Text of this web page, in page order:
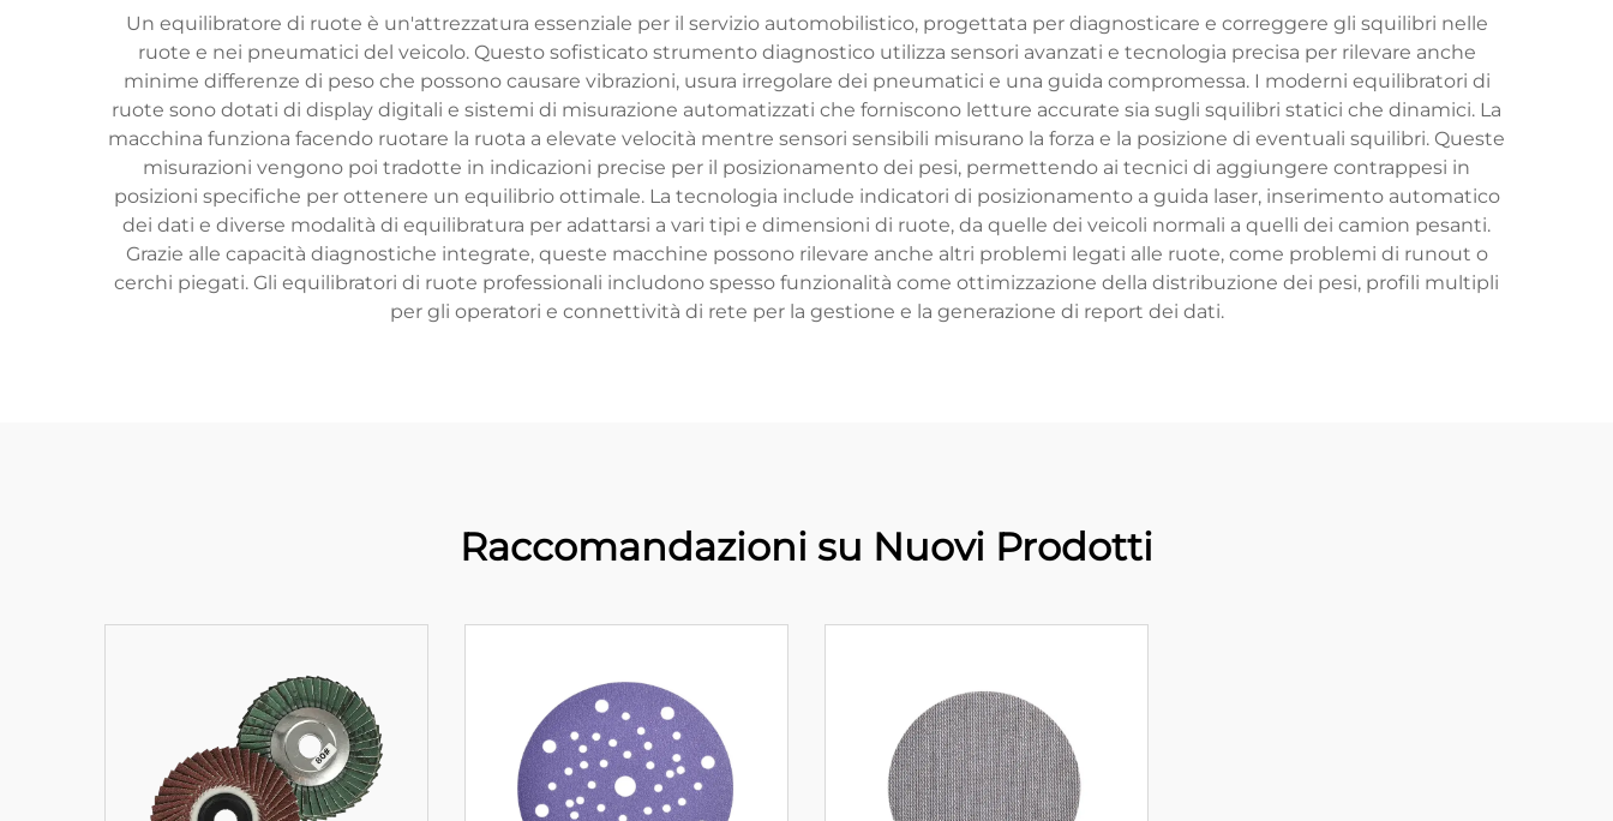
Un equilibratore di ruote è un'attrezzatura essenziale per il servizio automobilistico, progettata per diagnosticare e correggere gli squilibri nelle
ruote e nei pneumatici del veicolo. Questo sofisticato strumento diagnostico utilizza sensori avanzati e tecnologia precisa per rilevare anche
minime differenze di peso che possono causare vibrazioni, usura irregolare dei pneumatici e una guida compromessa. I moderni equilibratori di
ruote sono dotati di display digitali e sistemi di misurazione automatizzati che forniscono letture accurate sia sugli squilibri statici che dinamici. La
macchina funziona facendo ruotare la ruota a elevate velocità mentre sensori sensibili misurano la forza e la posizione di eventuali squilibri. Queste
misurazioni vengono poi tradotte in indicazioni precise per il posizionamento dei pesi, permettendo ai tecnici di aggiungere contrappesi in
posizioni specifiche per ottenere un equilibrio ottimale. La tecnologia include indicatori di posizionamento a guida laser, inserimento automatico
dei dati e diverse modalità di equilibratura per adattarsi a vari tipi e dimensioni di ruote, da quelle dei veicoli normali a quelli dei camion pesanti.
Grazie alle capacità diagnostiche integrate, queste macchine possono rilevare anche altri problemi legati alle ruote, come problemi di runout o
cerchi piegati. Gli equilibratori di ruote professionali includono spesso funzionalità come ottimizzazione della distribuzione dei pesi, profili multipli
per gli operatori e connettività di rete per la gestione e la generazione di report dei dati.
Raccomandazioni su Nuovi Prodotti